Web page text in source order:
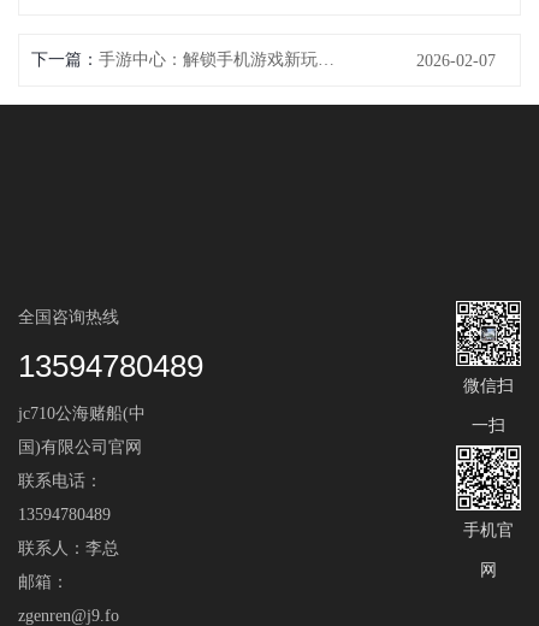
下一篇： 2026-02-07
全国咨询热线
13594780489
jc710公海赌船(中
国)有限公司官网
联系电话：
13594780489
联系人：李总
邮箱：
zgenren@j9.fo
微信扫
一扫
手机官
网